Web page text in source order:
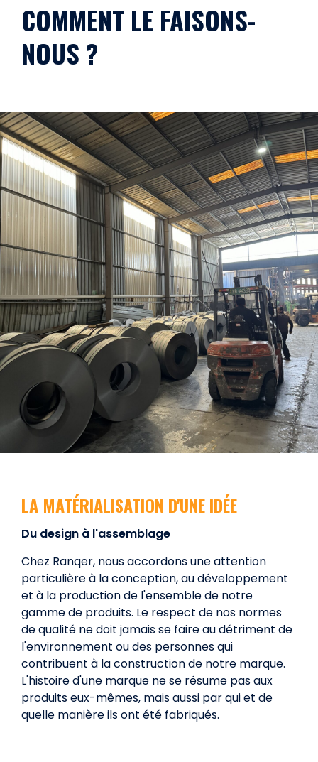
COMMENT LE FAISONS-
NOUS ?
LA MATÉRIALISATION D'UNE IDÉE
Du design à l'assemblage
Chez Ranqer, nous accordons une attention
particulière à la conception, au développement
et à la production de l'ensemble de notre
gamme de produits. Le respect de nos normes
de qualité ne doit jamais se faire au détriment de
l'environnement ou des personnes qui
contribuent à la construction de notre marque.
L'histoire d'une marque ne se résume pas aux
produits eux-mêmes, mais aussi par qui et de
quelle manière ils ont été fabriqués.